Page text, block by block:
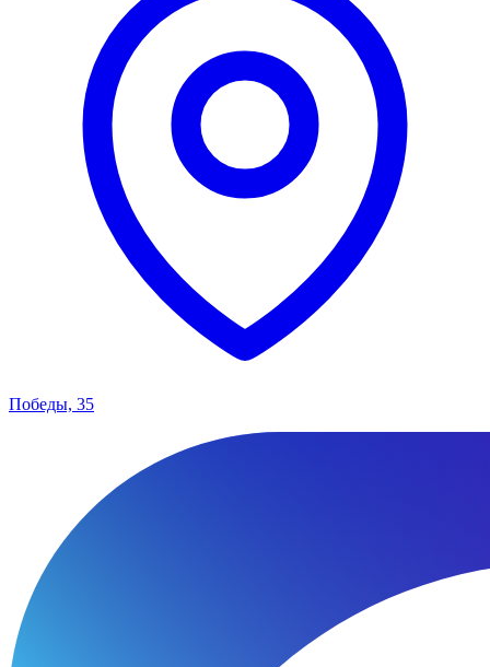
Победы, 35